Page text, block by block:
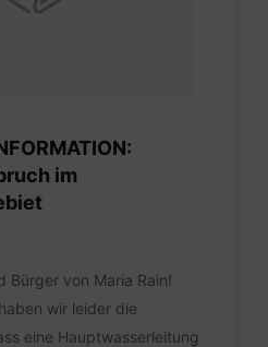
im
Bürger von Maria Rain!
wir leider die
eine Hauptwasserleitung